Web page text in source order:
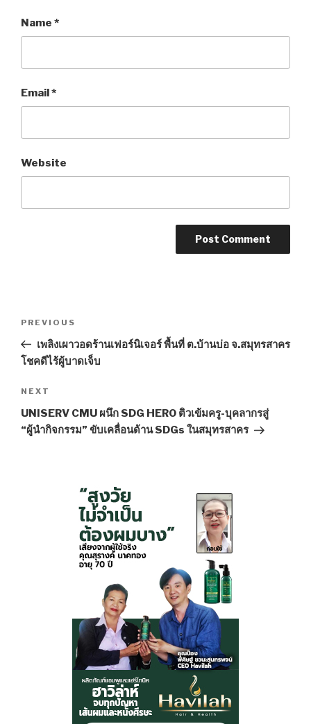
Name *
Email*
Website
Post
navigation
Previous
Post
PREVIOUS
เพลิงเผาวอดร้านเฟอร์นิเจอร์ พื้นที่ ต.บ้านบ่อ จ.สมุทรสาคร
โชคดีไร้ผู้บาดเจ็บ
Next
Post
NEXT
UNISERV CMU ผนึก SDG HERO ติวเข้มครู-บุคลากรสู่
“ผู้นำกิจกรรม” ขับเคลื่อนด้าน SDGs ในสมุทรสาคร